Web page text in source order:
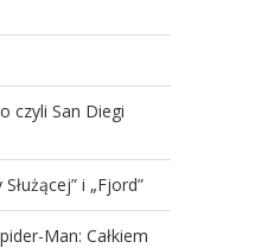
czyli San Diegi
i „Fjord”
Man: Całkiem